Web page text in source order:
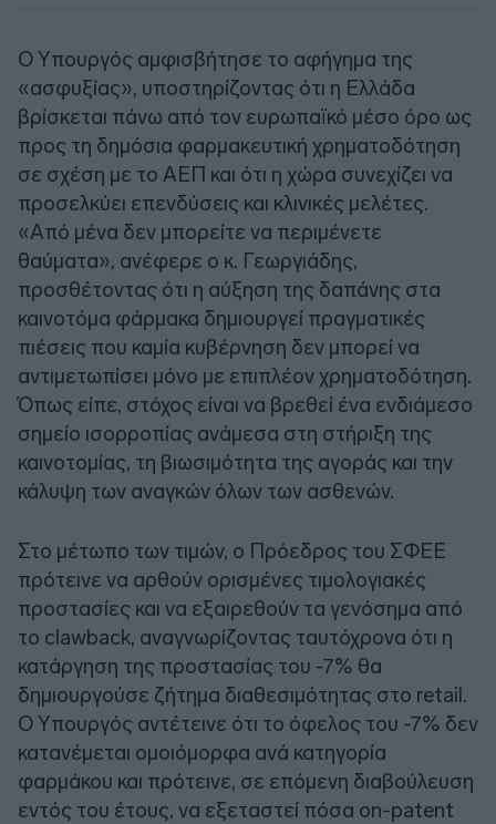
Ο Υπουργός αμφισβήτησε το αφήγημα της
«ασφυξίας», υποστηρίζοντας ότι η Ελλάδα
βρίσκεται πάνω από τον ευρωπαϊκό μέσο όρο ως
προς τη δημόσια φαρμακευτική χρηματοδότηση
σε σχέση με το ΑΕΠ και ότι η χώρα συνεχίζει να
προσελκύει επενδύσεις και κλινικές μελέτες.
«Από μένα δεν μπορείτε να περιμένετε
θαύματα», ανέφερε ο κ. Γεωργιάδης,
προσθέτοντας ότι η αύξηση της δαπάνης στα
καινοτόμα φάρμακα δημιουργεί πραγματικές
πιέσεις που καμία κυβέρνηση δεν μπορεί να
αντιμετωπίσει μόνο με επιπλέον χρηματοδότηση.
Όπως είπε, στόχος είναι να βρεθεί ένα ενδιάμεσο
σημείο ισορροπίας ανάμεσα στη στήριξη της
καινοτομίας, τη βιωσιμότητα της αγοράς και την
κάλυψη των αναγκών όλων των ασθενών.
Στο μέτωπο των τιμών, ο Πρόεδρος του ΣΦΕΕ
πρότεινε να αρθούν ορισμένες τιμολογιακές
προστασίες και να εξαιρεθούν τα γενόσημα από
το clawback, αναγνωρίζοντας ταυτόχρονα ότι η
κατάργηση της προστασίας του -7% θα
δημιουργούσε ζήτημα διαθεσιμότητας στο retail.
Ο Υπουργός αντέτεινε ότι το όφελος του -7% δεν
κατανέμεται ομοιόμορφα ανά κατηγορία
φαρμάκου και πρότεινε, σε επόμενη διαβούλευση
εντός του έτους, να εξεταστεί πόσα on-patent